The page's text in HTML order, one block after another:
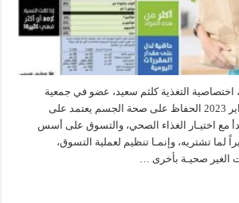
اختصاصية التغذية كلثم سعيد، عضو في جمعية
الإمارات للتغذية، 14 فبراير 2023 الحفاظ على صحة الجسم يعتمد على
تبدأ مع اختيـار الغذاء الصحي، والتسوق على أسس
لما تشتريه، وإنمـا تنظيم لعملية التسوق،
الغير صحيـة بأخرى …